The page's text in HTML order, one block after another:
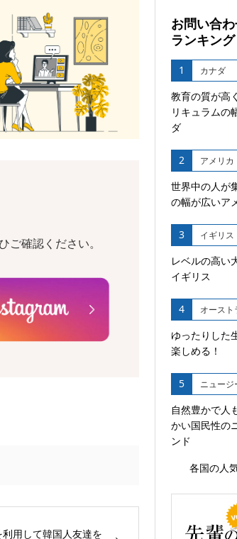
確認ください。
利用して韓国人友達を
お問い合
ランキング
1 カナダ
教育の質が高
リキュラムの
ダ
2 アメリカ
世界中の人が
の幅が広いア
3 イギリス
レベルの高い
イギリス
4 オースト
ゆったりした
楽しめる！
5 ニュージ
自然豊かで人
かい国民性の
ンド
各国の人